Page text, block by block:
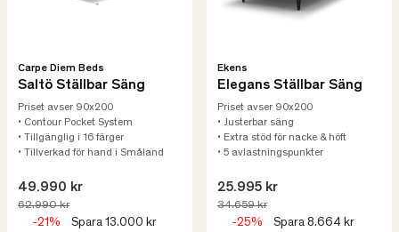
Carpe Diem Beds
Saltö Ställbar Säng
Priset avser 90x200
• Contour Pocket System
• Tillgänglig i 16 färger
• Tillverkad för hand i Småland
49.990 kr
62.990 kr
-21% Spara 13.000 kr
Ekens
Elegans Ställbar Säng
Priset avser 90x200
• Justerbar säng
• Extra stöd för nacke & höft
• 5 avlastningspunkter
25.995 kr
34.659 kr
-25% Spara 8.664 kr